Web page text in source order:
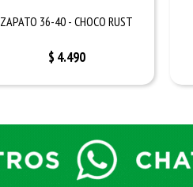
ZAPATO 36-40 - CHOCO RUST
$ 4.490